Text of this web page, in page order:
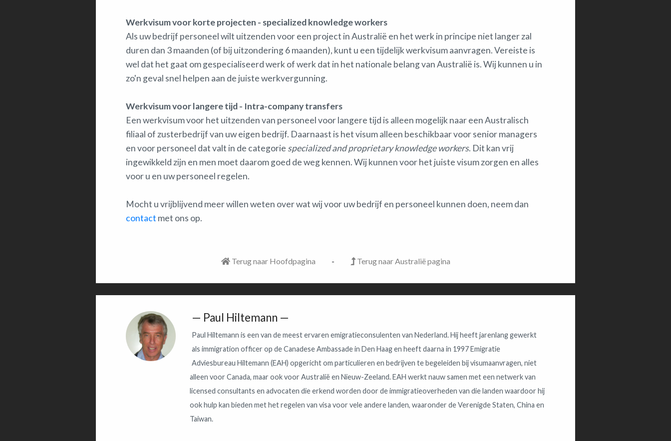
Werkvisum voor korte projecten - specialized knowledge workers
Als uw bedrijf personeel wilt uitzenden voor een project in Australië en het werk in principe niet langer zal
duren dan 3 maanden (of bij uitzondering 6 maanden), kunt u een tijdelijk werkvisum aanvragen. Vereiste is
wel dat het gaat om gespecialiseerd werk of werk dat in het nationale belang van Australië is. Wij kunnen u in
zo'n geval snel helpen aan de juiste werkvergunning.
Werkvisum voor langere tijd - Intra-company transfers
Een werkvisum voor het uitzenden van personeel voor langere tijd is alleen mogelijk naar een Australisch
filiaal of zusterbedrijf van uw eigen bedrijf. Daarnaast is het visum alleen beschikbaar voor senior managers
en voor personeel dat valt in de categorie specialized and proprietary knowledge workers. Dit kan vrij
ingewikkeld zijn en men moet daarom goed de weg kennen. Wij kunnen voor het juiste visum zorgen en alles
voor u en uw personeel regelen.
Mocht u vrijblijvend meer willen weten over wat wij voor uw bedrijf en personeel kunnen doen, neem dan
contact met ons op.
Terug naar Hoofdpagina - Terug naar Australië pagina
Paul Hiltemann
Paul Hiltemann is een van de meest ervaren emigratieconsulenten van Nederland. Hij heeft jarenlang gewerkt
als immigration officer op de Canadese Ambassade in Den Haag en heeft daarna in 1997 Emigratie
Adviesbureau Hiltemann (EAH) opgericht om particulieren en bedrijven te begeleiden bij visumaanvragen, niet
alleen voor Canada, maar ook voor Australië en Nieuw-Zeeland. EAH werkt nauw samen met een netwerk van
licensed consultants en advocaten die erkend worden door de immigratieoverheden van die landen waardoor hij
ook hulp kan bieden met het regelen van visa voor vele andere landen, waaronder de Verenigde Staten, China en
Taiwan.